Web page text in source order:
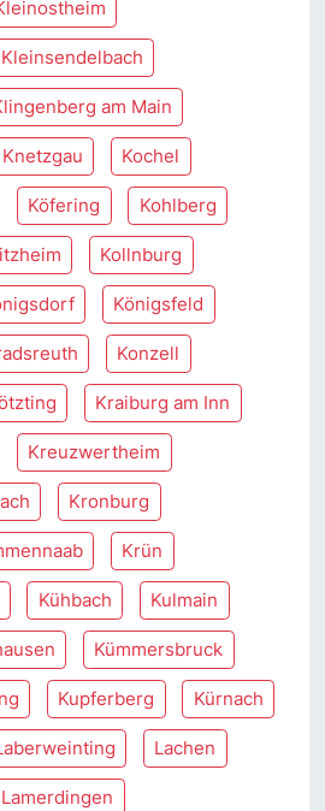
Kleinsendelbach
am Main
Knetzgau Kochel
Köfering Kohlberg
Kollnburg
Königsfeld
Konzell
Kraiburg am Inn
Kreuzwertheim
Kronburg
Krün
Kühbach Kulmain
Kümmersbruck
Kupferberg Kürnach
Lachen
Lamerdingen